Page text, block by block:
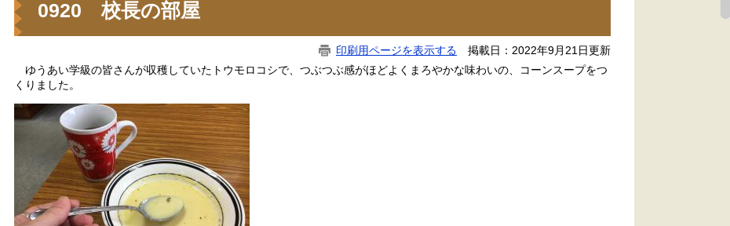
0920 校長の部屋
印刷用ページを表示する 掲載日：2022年9月21日更新
ゆうあい学級の皆さんが収穫していたトウモロコシで、つぶつぶ感がほどよくまろやかな味わいの、コーンスープをつ
くりました。